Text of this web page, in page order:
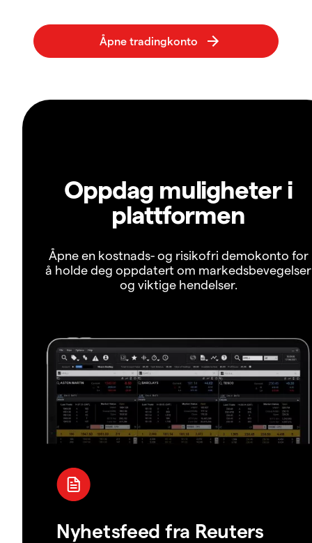
Oppdag muligheter i
plattformen
Åpne en kostnads- og risikofri demokonto for
å holde deg oppdatert om markedsbevegelser
og viktige hendelser.
Nyhetsfeed fra Reuters